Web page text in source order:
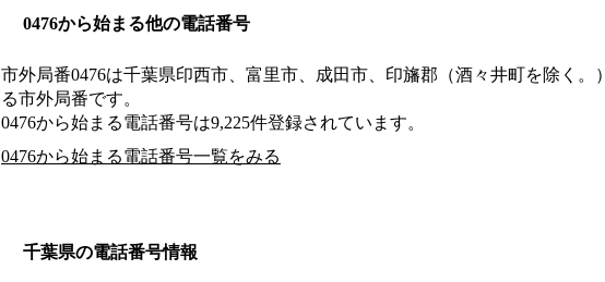
0476から始まる他の電話番号
市外局番0476は千葉県印西市、富里市、成田市、印旛郡（酒々井町を除く。）
る市外局番です。
0476から始まる電話番号は9,225件登録されています。
0476から始まる電話番号一覧をみる
千葉県の電話番号情報